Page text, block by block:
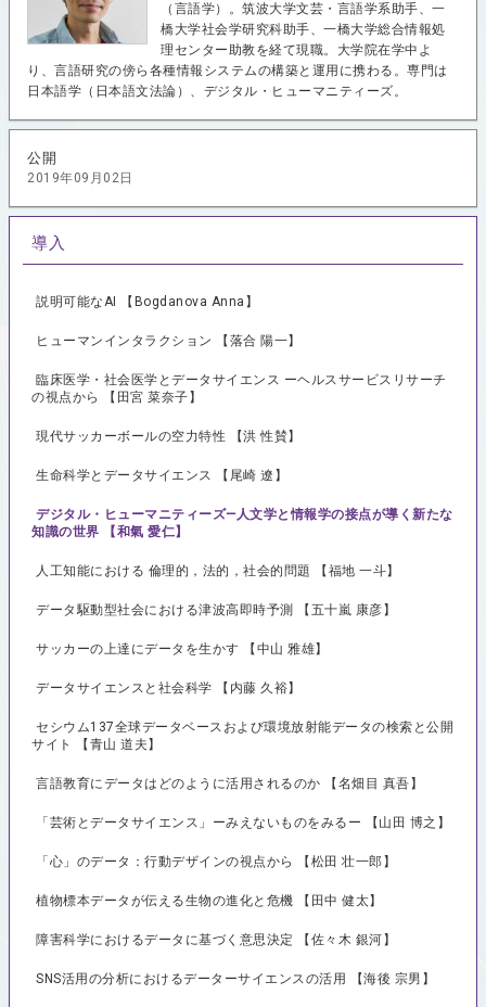
（言語学）。筑波大学文芸・言語学系助手、一
橋大学社会学研究科助手、一橋大学総合情報処
理センター助教を経て現職。大学院在学中よ
り、言語研究の傍ら各種情報システムの構築と運用に携わる。専門は
日本語学（日本語文法論）、デジタル・ヒューマニティーズ。
公開
2019年09月02日
導入
説明可能なAI 【Bogdanova Anna】
ヒューマンインタラクション 【落合 陽一】
臨床医学・社会医学とデータサイエンス ーヘルスサービスリサーチ
の視点から 【田宮 菜奈子】
現代サッカーボールの空力特性 【洪 性賛】
生命科学とデータサイエンス 【尾崎 遼】
デジタル・ヒューマニティーズ—人文学と情報学の接点が導く新たな
知識の世界 【和氣 愛仁】
人工知能における 倫理的，法的，社会的問題 【福地 一斗】
データ駆動型社会における津波高即時予測 【五十嵐 康彦】
サッカーの上達にデータを生かす 【中山 雅雄】
データサイエンスと社会科学 【内藤 久裕】
セシウム137全球データベースおよび環境放射能データの検索と公開
サイト 【青山 道夫】
言語教育にデータはどのように活用されるのか 【名畑目 真吾】
「芸術とデータサイエンス」ーみえないものをみるー 【山田 博之】
「心」のデータ：行動デザインの視点から 【松田 壮一郎】
植物標本データが伝える生物の進化と危機 【田中 健太】
障害科学におけるデータに基づく意思決定 【佐々木 銀河】
SNS活用の分析におけるデーターサイエンスの活用 【海後 宗男】